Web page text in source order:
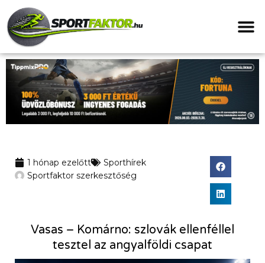
1 hónap ezelőtt
Sporthírek
Sportfaktor szerkesztőség
Vasas – Komárno: szlovák ellenféllel
tesztel az angyalföldi csapat